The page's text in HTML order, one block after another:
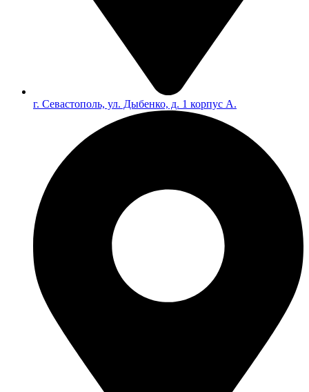
г. Севастополь, ул. Дыбенко, д. 1 корпус А.